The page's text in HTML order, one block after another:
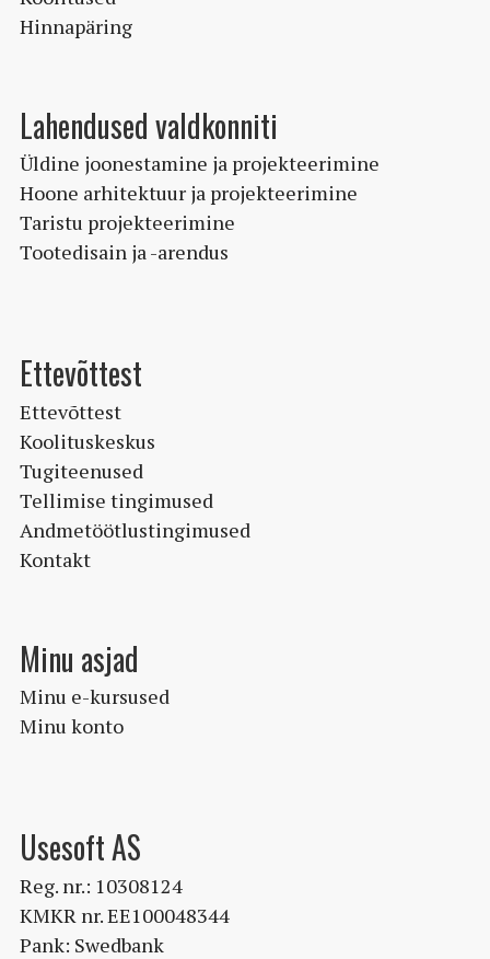
Hinnapäring
Lahendused valdkonniti
Üldine joonestamine ja projekteerimine
Hoone arhitektuur ja projekteerimine
Taristu projekteerimine
Tootedisain ja -arendus
Ettevõttest
Ettevõttest
Koolituskeskus
Tugiteenused
Tellimise tingimused
Andmetöötlustingimused
Kontakt
Minu asjad
Minu e-kursused
Minu konto
Usesoft AS
Reg. nr.: 10308124
KMKR nr. EE100048344
Pank: Swedbank